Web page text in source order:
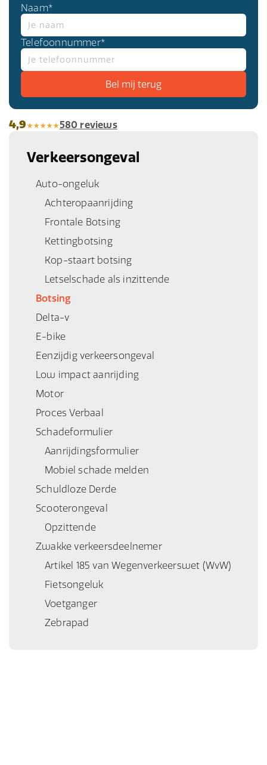
advocaat kan u helpen om te bepalen welke
opties voor u beschikbaar zijn.
Naam*
Telefoonnummer*
4,9 580 reviews
Verkeersongeval
Auto-ongeluk
Achteropaanrijding
Frontale Botsing
Kettingbotsing
Kop-staart botsing
Letselschade als inzittende
Botsing
Delta-v
E-bike
Eenzijdig verkeersongeval
Low impact aanrijding
Motor
Proces Verbaal
Schadeformulier
Aanrijdingsformulier
Mobiel schade melden
Schuldloze Derde
Scooterongeval
Opzittende
Zwakke verkeersdeelnemer
Artikel 185 van Wegenverkeerswet (WvW)
Fietsongeluk
Voetganger
Zebrapad